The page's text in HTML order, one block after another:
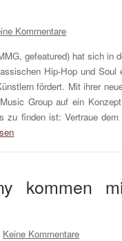
Kommentare
gefeatured) hat sich in
Hip-Hop und Soul
fördert. Mit ihrer
Group auf ein
zu finden ist: Vertraue
kommen
Keine Kommentare